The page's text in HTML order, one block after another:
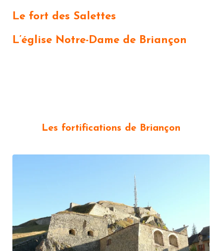
Le fort des Salettes
L’église Notre-Dame de Briançon
Les fortifications de Briançon